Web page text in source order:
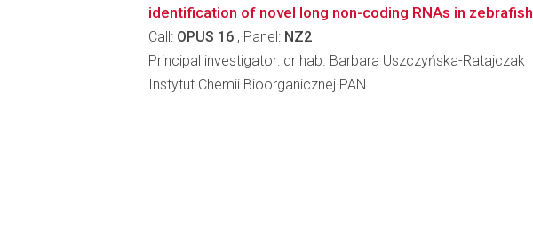
identification of novel long non-coding RNAs in zebrafish
Call: OPUS 16 , Panel: NZ2
Principal investigator: dr hab. Barbara Uszczyńska-Ratajczak
Instytut Chemii Bioorganicznej PAN